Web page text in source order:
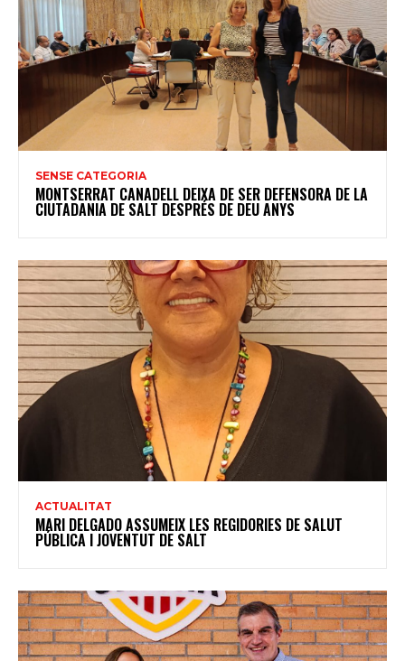
SENSE CATEGORIA
MONTSERRAT CANADELL DEIXA DE SER DEFENSORA DE LA
CIUTADANIA DE SALT DESPRÉS DE DEU ANYS
ACTUALITAT
MARI DELGADO ASSUMEIX LES REGIDORIES DE SALUT
PÚBLICA I JOVENTUT DE SALT